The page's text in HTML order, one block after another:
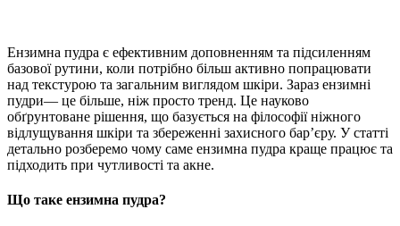
Ензимна пудра є ефективним доповненням та підсиленням
базової рутини, коли потрібно більш активно попрацювати
над текстурою та загальним виглядом шкіри. Зараз ензимні
пудри— це більше, ніж просто тренд. Це науково
обґрунтоване рішення, що базується на філософії ніжного
відлущування шкіри та збереженні захисного бар’єру. У статті
детально розберемо чому саме ензимна пудра краще працює та
підходить при чутливості та акне.
Що таке ензимна пудра?